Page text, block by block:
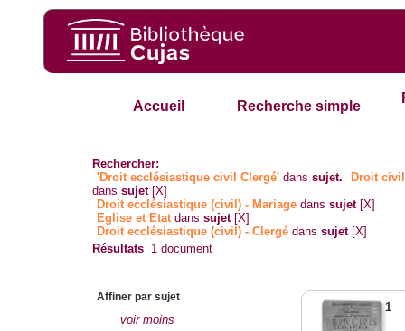
Accueil Recherche simple
Rechercher:
'Droit ecclésiastique civil Clergé' danssujet.
Droit civil
danssujet [X]
Droit ecclésiastique (civil) - Mariage danssujet [X]
Eglise et Etatdanssujet [X]
Droit ecclésiastique (civil) - Clergé danssujet [X]
Résultats 1 document
Affiner par sujet
voir moins
1